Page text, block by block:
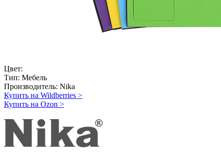
Цвет:
Тип: Мебель
Производитель: Nika
Купить на Wildberries >
Купить на Ozon >